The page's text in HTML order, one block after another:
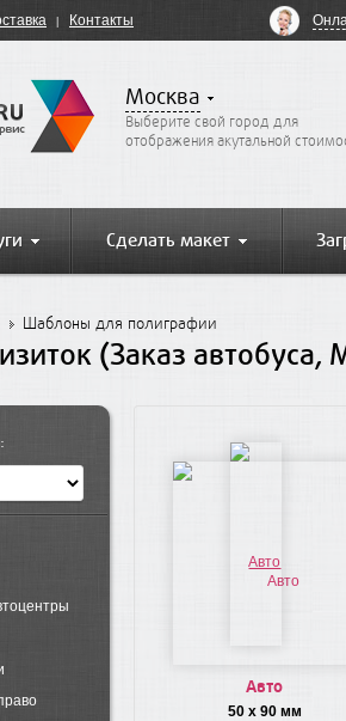
Контакты
Москва
Выберите свой город для
отображения акутальной
Сделать макет
Шаблоны для полиграфии
(Заказ автобуса,
Авто
50 x 90 мм